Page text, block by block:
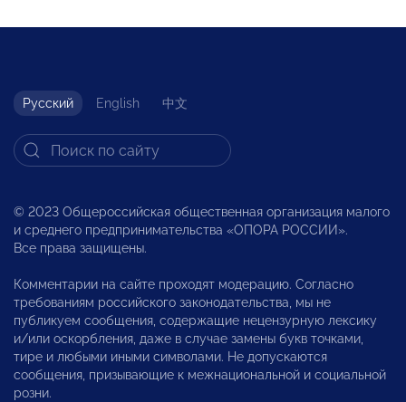
Русский English 中文
© 2023 Общероссийская общественная организация малого
и среднего предпринимательства «ОПОРА РОССИИ».
Все права защищены.
Комментарии на сайте проходят модерацию. Согласно
требованиям российского законодательства, мы не
публикуем сообщения, содержащие нецензурную лексику
и/или оскорбления, даже в случае замены букв точками,
тире и любыми иными символами. Не допускаются
сообщения, призывающие к межнациональной и социальной
розни.